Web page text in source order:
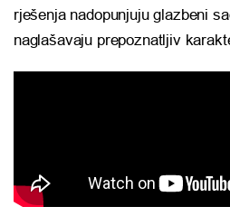
rješenja nadopunjuju glazbeni
naglašavaju prepoznatljiv